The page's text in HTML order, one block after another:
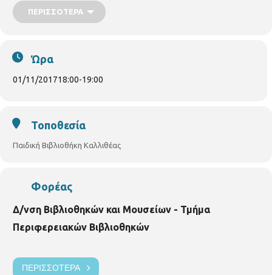
ΠΕΡΙΣΣΌΤΕΡΑ
Ώρα
01/11/201718:00-19:00
Τοποθεσία
Παιδική Βιβλιοθήκη Καλλιθέας
Φορέας
Δ/νση Βιβλιοθηκών και Μουσείων - Τμήμα
Περιφερειακών Βιβλιοθηκών
ΠΕΡΙΣΣΌΤΕΡΑ